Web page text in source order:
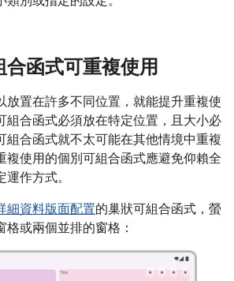
函式可重複使用
放置在許多不同位置，就能提升重複使
組合函式必須放在特定位置，且大小必
組合函式就不太可能在其他情境中重複
複使用的個別可組合函式應避免仰賴全
作方式。
細資料版面配置的巢狀可組合函式，螢
或兩個並排的窗格：